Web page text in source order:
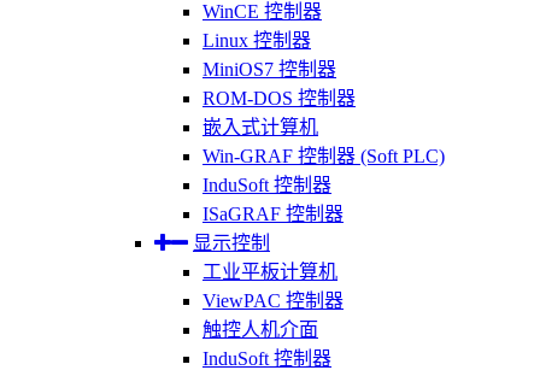
WinCE 控制器
Linux 控制器
MiniOS7 控制器
ROM-DOS 控制器
嵌入式计算机
Win-GRAF 控制器 (Soft PLC)
InduSoft 控制器
ISaGRAF 控制器
显示控制
工业平板计算机
ViewPAC 控制器
触控人机介面
InduSoft 控制器